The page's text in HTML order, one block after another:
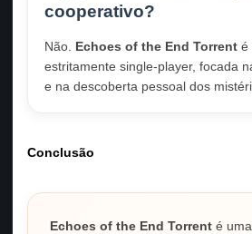
cooperativo?
Não. Echoes of the End Torrent é
estritamente single-player, focada
e na descoberta pessoal dos
Conclusão
Echoes of the End Torrent é